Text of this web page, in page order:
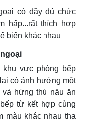
có đầy đủ chức
hấp...rất thích hợp
biến khác nhau
vực phòng bếp
có ảnh hưởng một
hứng thú nấu ăn
từ kết hợp cùng
màu khác nhau tha